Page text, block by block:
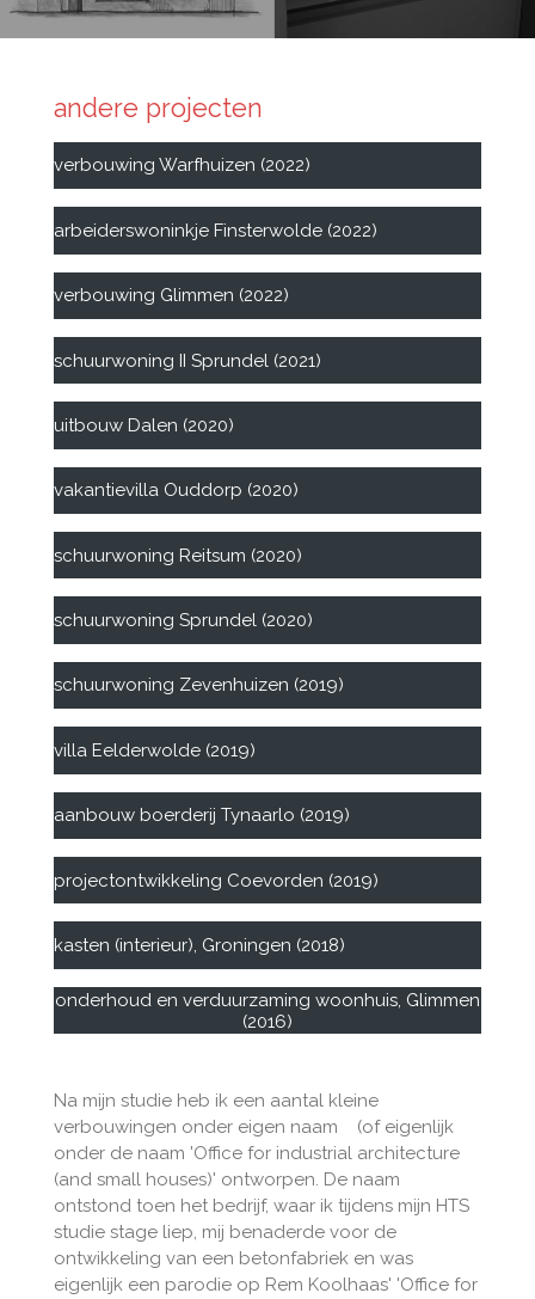
andere projecten
verbouwing Warfhuizen (2022)
arbeiderswoninkje Finsterwolde (2022)
verbouwing Glimmen (2022)
schuurwoning II Sprundel (2021)
uitbouw Dalen (2020)
vakantievilla Ouddorp (2020)
schuurwoning Reitsum (2020)
schuurwoning Sprundel (2020)
schuurwoning Zevenhuizen (2019)
villa Eelderwolde (2019)
aanbouw boerderij Tynaarlo (2019)
projectontwikkeling Coevorden (2019)
kasten (interieur), Groningen (2018)
onderhoud en verduurzaming woonhuis, Glimmen
(2016)
Na mijn studie heb ik een aantal kleine
verbouwingen onder eigen naam (of eigenlijk
onder de naam 'Office for industrial architecture
(and small houses)' ontworpen. De naam
ontstond toen het bedrijf, waar ik tijdens mijn HTS
studie stage liep, mij benaderde voor de
ontwikkeling van een betonfabriek en was
eigenlijk een parodie op Rem Koolhaas' 'Office for